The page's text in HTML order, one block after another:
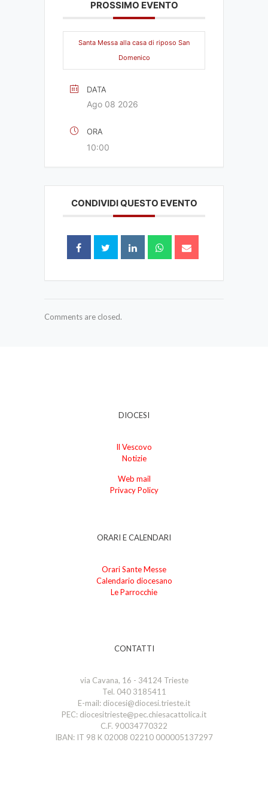
PROSSIMO EVENTO
Santa Messa alla casa di riposo San
Domenico
DATA
Ago 08 2026
ORA
10:00
CONDIVIDI QUESTO EVENTO
Comments are closed.
DIOCESI
Il Vescovo
Notizie
Web mail
Privacy Policy
ORARI E CALENDARI
Orari Sante Messe
Calendario diocesano
Le Parrocchie
CONTATTI
via Cavana, 16 - 34124 Trieste
Tel. 040 3185411
E-mail: diocesi@diocesi.trieste.it
PEC: diocesitrieste@pec.chiesacattolica.it
C.F. 90034770322
IBAN: IT 98 K 02008 02210 000005137297